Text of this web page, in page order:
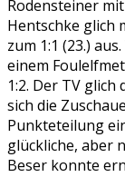
Rodensteiner
Hentschke glich
zum 1:1 (23.)
einem
1:2. Der TV glich
sich die
Punkteteilung
glückliche, aber
Beser konnte